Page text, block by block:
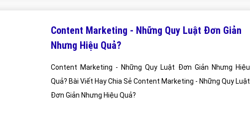
Content Marketing - Những Quy Luật Đơn Giản
Nhưng Hiệu Quả?
Content Marketing - Những Quy Luật Đơn Giản Nhưng Hiệu
Quả? Bài Viết Hay Chia Sẻ Content Marketing - Những Quy Luật
Đơn Giản Nhưng Hiệu Quả?